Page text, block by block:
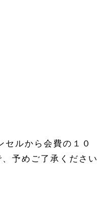
ルから会費の１０
予めご了承ください